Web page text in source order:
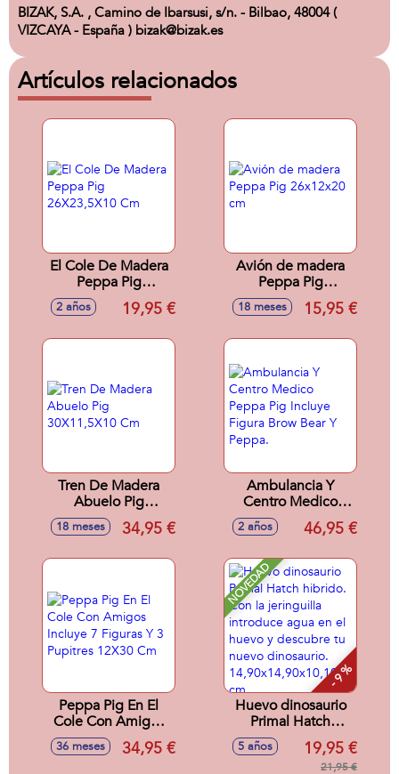
BIZAK, S.A. , Camino de Ibarsusi, s/n. - Bilbao, 48004 (
VIZCAYA - España ) bizak@bizak.es
Artículos relacionados
El Cole De Madera
Peppa Pig
26X23,5X10 Cm
2 años 19,95 €
Avión de madera
Peppa Pig
26x12x20 cm
18 meses 15,95 €
Tren De Madera
Abuelo Pig
30X11,5X10 Cm
18 meses 34,95 €
Ambulancia Y
Centro Medico
Peppa Pig Incluye
Figura Brow Bear Y
2 años 46,95 €
Peppa Pig En El
Cole Con Amigos
Incluye 7 Figuras Y
3 Pupitres 12X30
36 meses 34,95 €
NOVEDAD
- 9 %
Huevo dinosaurio
Primal Hatch
hibrido. Con la
jeringuilla
introduce agua en
5 años 19,95 €
21,95 €